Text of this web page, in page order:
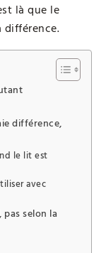
là que le
différence.
différence,
le lit est
avec
selon la